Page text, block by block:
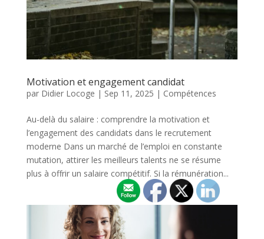
Motivation et engagement candidat
par Didier Locoge | Sep 11, 2025 | Compétences
Au-delà du salaire : comprendre la motivation et
l’engagement des candidats dans le recrutement
moderne Dans un marché de l’emploi en constante
mutation, attirer les meilleurs talents ne se résume
plus à offrir un salaire compétitif. Si la rémunération...